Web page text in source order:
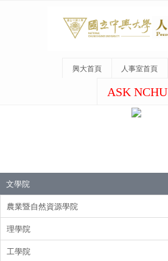
興大首頁 人事室首頁
ASK NCHU
文學院
農業暨自然資源學院
理學院
工學院